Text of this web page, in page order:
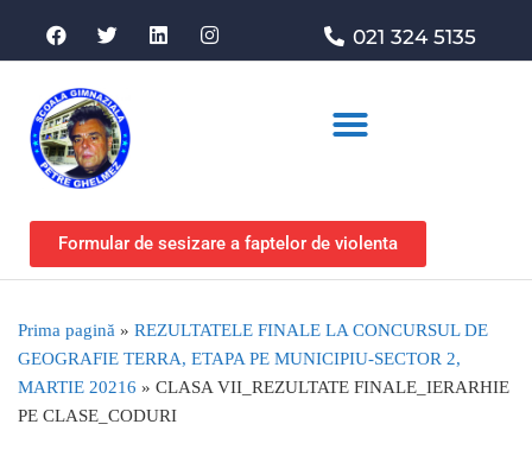
021 324 5135
Formular de sesizare a faptelor de violenta
Prima pagină » REZULTATELE FINALE LA CONCURSUL DE
GEOGRAFIE TERRA, ETAPA PE MUNICIPIU-SECTOR 2,
MARTIE 20216 » CLASA VII_REZULTATE FINALE_IERARHIE
PE CLASE_CODURI